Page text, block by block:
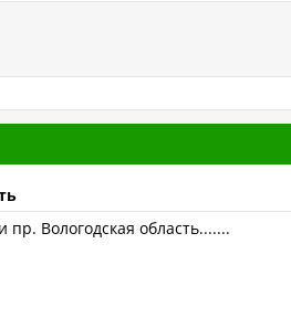
Вологодская область.......